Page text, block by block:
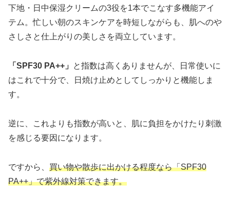
下地・日中保湿クリームの3役を1本でこなす多機能アイ
テム。忙しい朝のスキンケアを時短しながらも、肌へのや
さしさと仕上がりの美しさを両立しています。
「SPF30 PA++」
と指数は高くありませんが、日常使いに
はこれで十分で、日焼け止めとしてしっかりと機能しま
す。
逆に、これよりも指数が高いと、肌に負担をかけたり刺激
を感じる要因になります。
ですから、 買い物や散歩に出かける程度なら「SPF30
PA++」で紫外線対策できます。